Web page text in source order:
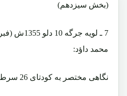
(بخش سیزدهم)
محمد داؤد:
نگاهی مختصر به کودتای 26 سرطان و تغییر نظام: